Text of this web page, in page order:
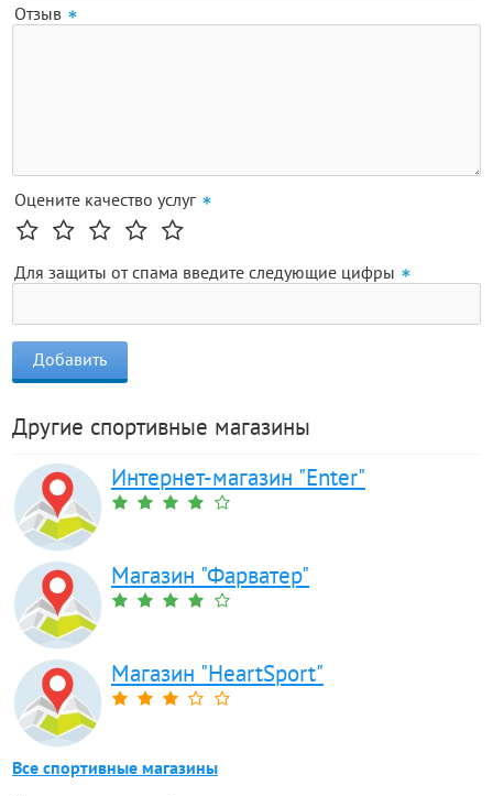
Отзыв
Оцените качество услуг
Для защиты от спама введите следующие цифры
Другие спортивные магазины
Интернет-магазин "Enter"
Магазин "Фарватер"
Магазин "HeartSport"
Все спортивные магазины